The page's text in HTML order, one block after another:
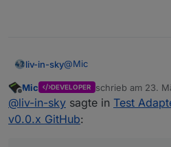
liv-in-sky@Mic
war neugierig - also
installation (linux)
ausgeführt
super umgesetzt
Offline
Mic DEVELOPER schrieb am 23.
zuletzt editiert
@liv-in-sky sagte in Test
v0.0.x GitHub: